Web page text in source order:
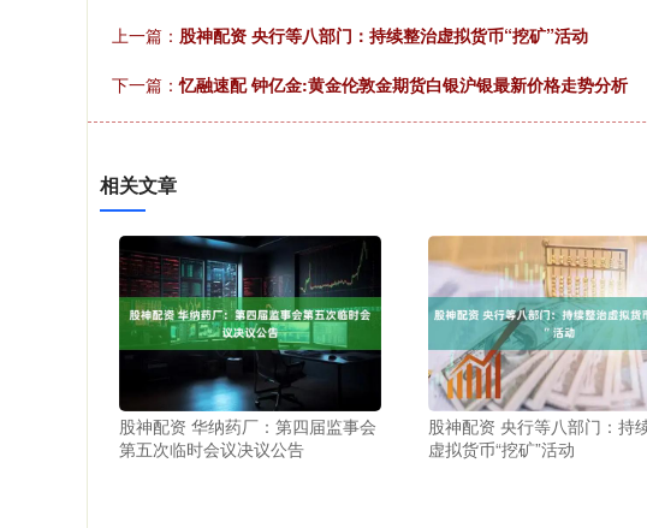
上一篇： 股神配资 央行等八部门：持续整治虚拟货币“挖矿”活动
下一篇：忆融速配 钟亿金:黄金伦敦金期货白银沪银最新价格走势分析
相关文章
股神配资 华纳药厂：第四届监事会
第五次临时会议决议公告
股神配资 央行等八部门：持
虚拟货币“挖矿”活动